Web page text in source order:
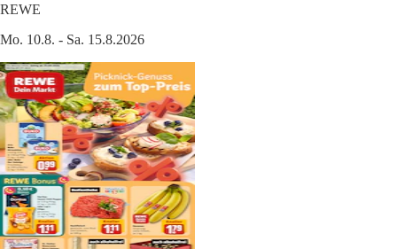
REWE
Mo. 10.8. - Sa. 15.8.2026